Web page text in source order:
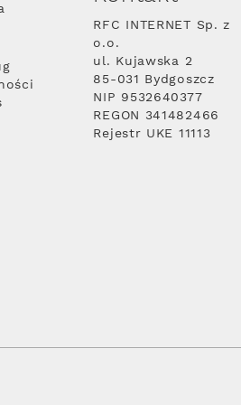
RFC INTERNET Sp. z
o.o.
ul. Kujawska 2
85-031 Bydgoszcz
NIP 9532640377
REGON 341482466
Rejestr UKE 11113